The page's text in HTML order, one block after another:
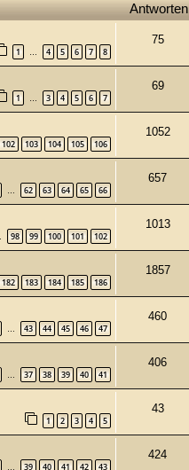
Antworten
1 4 5 6 7 8
75
1 3 4 5 6 7
69
102 103 104 105 106
1052
62 63 64 65 66
657
98 99 100 101 102
1013
182 183 184 185 186
1857
43 44 45 46 47
460
37 38 39 40 41
406
1 2 3 4 5
43
39 40 41 42 43
424